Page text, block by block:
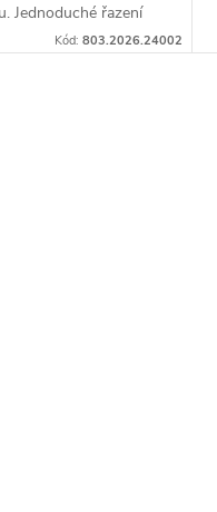
Jednoduché řazení
delší výlety, lehká
Kód: 803.2026.24002